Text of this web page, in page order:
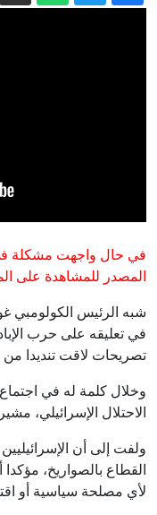
في حال واجهت مشكلة
المصدر للمشاهدة على
شبه الرئيس الكولومبي
في تعليقه على حرب
تصريحات لاقت تنديدا من
وخلال كلمة له في
الاحتلال الإسرائيلي،
ولفت إلى أن
القطاع بالصواريخ، مؤكدا
لأي مصلحة سياسية أو